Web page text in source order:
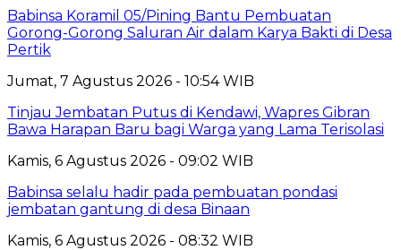
Babinsa Koramil 05/Pining Bantu Pembuatan
Gorong-Gorong Saluran Air dalam Karya Bakti di Desa
Pertik
Jumat, 7 Agustus 2026 - 10:54 WIB
Tinjau Jembatan Putus di Kendawi, Wapres Gibran
Bawa Harapan Baru bagi Warga yang Lama Terisolasi
Kamis, 6 Agustus 2026 - 09:02 WIB
Babinsa selalu hadir pada pembuatan pondasi
jembatan gantung di desa Binaan
Kamis, 6 Agustus 2026 - 08:32 WIB